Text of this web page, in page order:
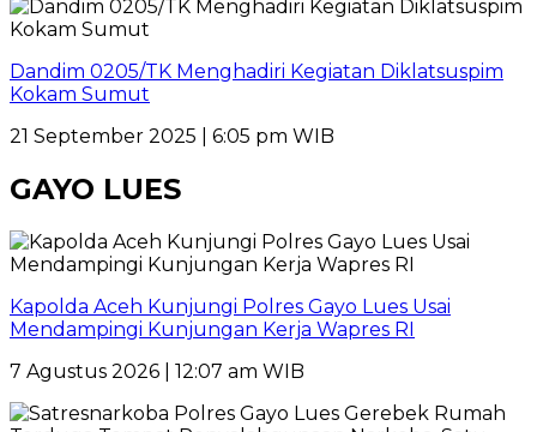
Dandim 0205/TK Menghadiri Kegiatan Diklatsuspim
Kokam Sumut
21 September 2025 | 6:05 pm WIB
GAYO LUES
Kapolda Aceh Kunjungi Polres Gayo Lues Usai
Mendampingi Kunjungan Kerja Wapres RI
7 Agustus 2026 | 12:07 am WIB